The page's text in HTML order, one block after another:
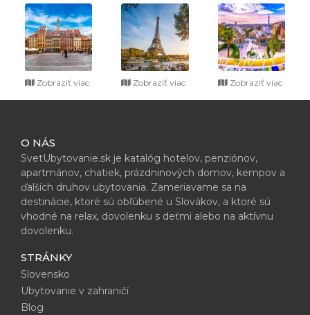
Zobraziť viac Zobraziť viac Zobraziť viac
O NÁS
SvetUbytovanie.sk je katalóg hotelov, penziónov,
apartmánov, chatiek, prázdninových domov, kempov a
ďalších druhov ubytovania. Zameriavame sa na
destinácie, ktoré sú obľúbené u Slovákov, a ktoré sú
vhodné na relax, dovolenku s deťmi alebo na aktívnu
dovolenku.
STRÁNKY
Slovensko
Ubytovanie v zahraničí
Blog